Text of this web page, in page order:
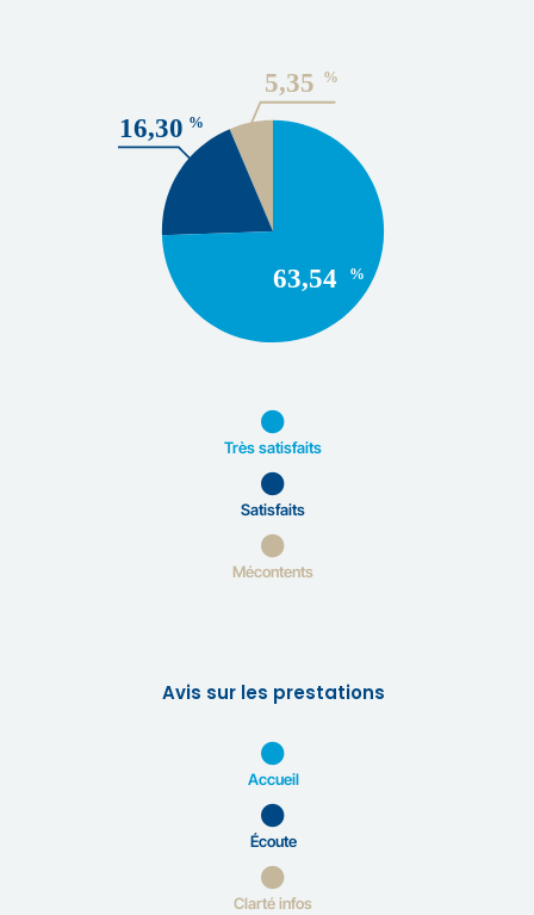
Très satisfaits
Satisfaits
Mécontents
Avis sur les prestations
Accueil
Écoute
Clarté infos